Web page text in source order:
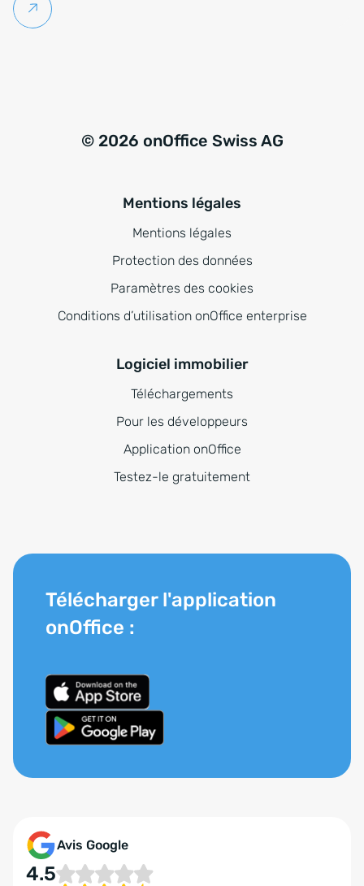
Lire la suite
© 2026 onOffice Swiss AG
Mentions légales
Mentions légales
Protection des données
Paramètres des cookies
Conditions d’utilisation onOffice enterprise
Logiciel immobilier
Téléchargements
Pour les développeurs
Application onOffice
Testez-le gratuitement
Avis Google
4.5
Télécharger l'application
onOffice :